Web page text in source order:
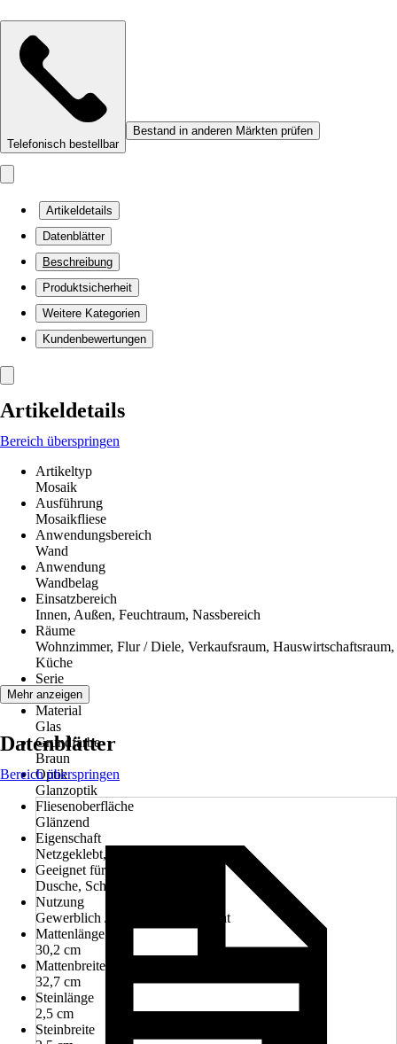
Telefonisch bestellbar
Bestand in anderen Märkten prüfen
Artikeldetails
Datenblätter
Beschreibung
Produktsicherheit
Weitere Kategorien
Kundenbewertungen
Artikeldetails
Bereich überspringen
Artikeltyp
Mosaik
Ausführung
Mosaikfliese
Anwendungsbereich
Wand
Anwendung
Wandbelag
Einsatzbereich
Innen, Außen, Feuchtraum, Nassbereich
Räume
Wohnzimmer, Flur / Diele, Verkaufsraum, Hauswirtschaftsraum,
Küche
Serie
Crystal
Material
Glas
Grundfarbe
Braun
Optik
Glanzoptik
Fliesenoberfläche
Glänzend
Eigenschaft
Netzgeklebt, Schwimmbadgeeignet
Geeignet für
Dusche, Schwimmbad
Nutzung
Gewerblich / Objektbereich, Privat
Mattenlänge
30,2 cm
Mattenbreite
32,7 cm
Steinlänge
2,5 cm
Steinbreite
Mehr anzeigen
Datenblätter
Bereich überspringen